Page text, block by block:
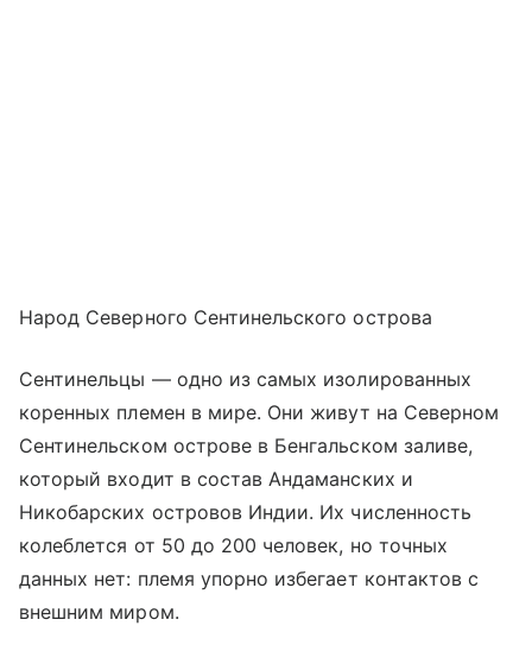
Народ Северного Сентинельского острова
Сентинельцы — одно из самых изолированных
коренных племен в мире. Они живут на Северном
Сентинельском острове в Бенгальском заливе,
который входит в состав Андаманских и
Никобарских островов Индии. Их численность
колеблется от 50 до 200 человек, но точных
данных нет: племя упорно избегает контактов с
внешним миром.